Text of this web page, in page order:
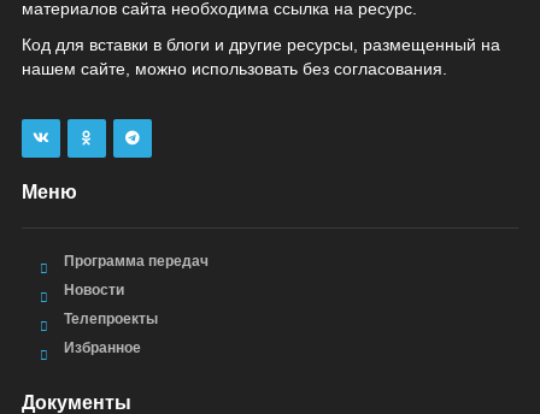
материалов сайта необходима ссылка на ресурс.
Код для вставки в блоги и другие ресурсы, размещенный на
нашем сайте, можно использовать без согласования.
Меню
Программа передач
Новости
Телепроекты
Избранное
Документы